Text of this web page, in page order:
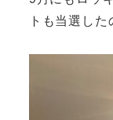
トも当選し